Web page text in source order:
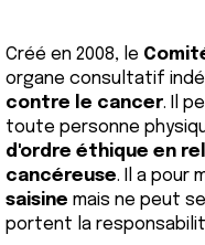
Créé en 2008, le
organe consultatif
contre le cancer. Il
toute personne
d'ordre éthique en
cancéreuse. Il a pour
saisine mais ne peut
portent la